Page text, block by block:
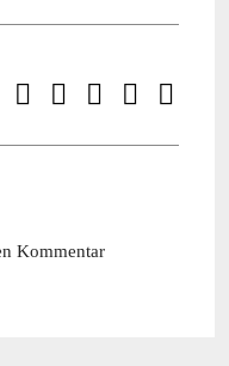
Kommentar